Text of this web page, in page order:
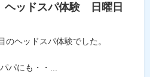
ッドスパ体験 日曜日
のヘッドスパ体験でした。
パにも・・...